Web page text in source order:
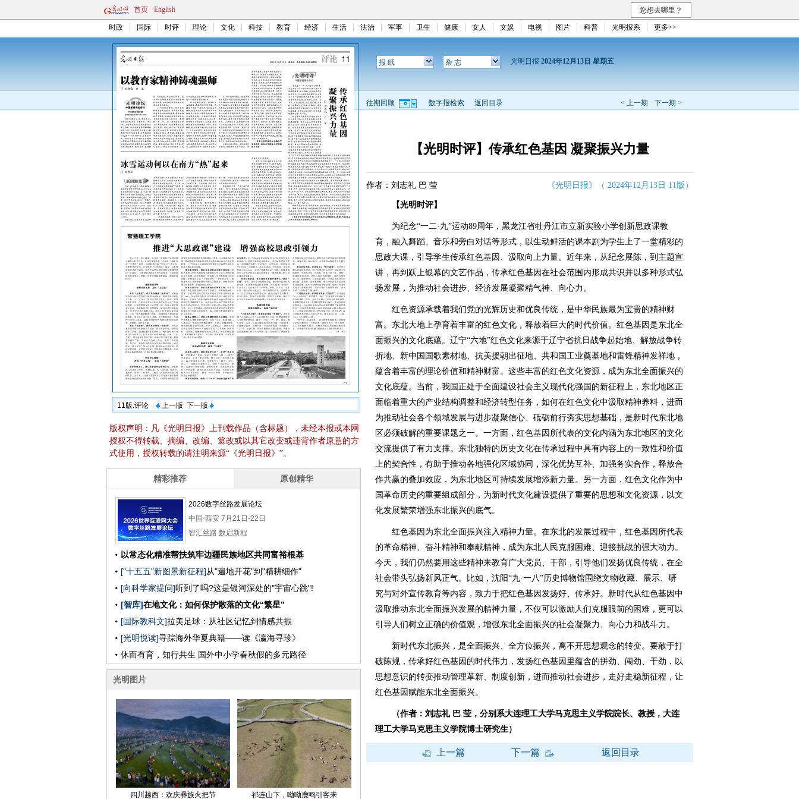
首页 English 您想去哪里？
时政 国际 时评 理论 文化 科技 教育 经济 生活 法治 军事 卫生 健康 女人 文娱 电视 图片 科普 光明报系 更多>>
11版:评论 上一版 下一版
版权声明：凡《光明日报》上刊载作品（含标题），未经本报或本网
授权不得转载、摘编、改编、篡改或以其它改变或违背作者原意的方
式使用，授权转载的请注明来源“《光明日报》”。
报 纸 杂 志 光明日报 2024年12月13日 星期五
< 上一期 下一期 >
往期回顾 数字报检索 返回目录
【光明时评】传承红色基因 凝聚振兴力量
作者：刘志礼 巴 莹 《光明日报》（ 2024年12月13日 11版）
【光明时评】
为纪念“一二·九”运动89周年，黑龙江省牡丹江市立新实验小学创新思政课教
育，融入舞蹈、音乐和旁白对话等形式，以生动鲜活的课本剧为学生上了一堂精彩的
思政大课，引导学生传承红色基因、汲取向上力量。近年来，从纪念展陈，到主题宣
讲，再到跃上银幕的文艺作品，传承红色基因在社会范围内形成共识并以多种形式弘
扬发展，为推动社会进步、经济发展凝聚精气神、向心力。
红色资源承载着我们党的光辉历史和优良传统，是中华民族最为宝贵的精神财
富。东北大地上孕育着丰富的红色文化，释放着巨大的时代价值。红色基因是东北全
面振兴的文化底蕴。辽宁“六地”红色文化来源于辽宁省抗日战争起始地、解放战争转
折地、新中国国歌素材地、抗美援朝出征地、共和国工业奠基地和雷锋精神发祥地，
蕴含着丰富的理论价值和精神财富。这些丰富的红色文化资源，成为东北全面振兴的
文化底蕴。当前，我国正处于全面建设社会主义现代化强国的新征程上，东北地区正
面临着重大的产业结构调整和经济转型任务，如何在红色文化中汲取精神养料，进而
为推动社会各个领域发展与进步凝聚信心、砥砺前行夯实思想基础，是新时代东北地
区必须破解的重要课题之一。一方面，红色基因所代表的文化内涵为东北地区的文化
交流提供了有力支撑。东北独特的历史文化在传承过程中具有内容上的一致性和价值
上的契合性，有助于推动各地强化区域协同，深化优势互补、加强务实合作，释放合
作共赢的叠加效应，为东北地区可持续发展增添新力量。另一方面，红色文化作为中
国革命历史的重要组成部分，为新时代文化建设提供了重要的思想和文化资源，以文
化发展繁荣增强东北振兴的底气。
红色基因为东北全面振兴注入精神力量。在东北的发展过程中，红色基因所代表
的革命精神、奋斗精神和奉献精神，成为东北人民克服困难、迎接挑战的强大动力。
今天，我们仍然要用这些精神来教育广大党员、干部，引导他们发扬优良传统，在全
社会带头弘扬新风正气。比如，沈阳“九·一八”历史博物馆围绕文物收藏、展示、研
究与对外宣传教育等内容，致力于把红色基因发扬好、传承好。新时代从红色基因中
汲取推动东北全面振兴发展的精神力量，不仅可以激励人们克服眼前的困难，更可以
引导人们树立正确的价值观，增强东北全面振兴的社会凝聚力、向心力和战斗力。
新时代东北振兴，是全面振兴、全方位振兴，离不开思想观念的转变。要敢于打
破陈规，传承好红色基因的时代伟力，发扬红色基因里蕴含的拼劲、闯劲、干劲，以
思想意识的转变推动管理革新、制度创新，进而推动社会进步，走好走稳新征程，让
红色基因赋能东北全面振兴。
（作者：刘志礼 巴 莹，分别系大连理工大学马克思主义学院院长、教授，大连
理工大学马克思主义学院博士研究生）
上一篇 下一篇 返回目录